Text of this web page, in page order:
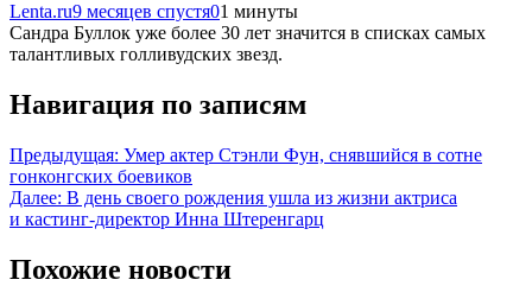
Lenta.ru9 месяцев спустя01 минуты
Сандра Буллок уже более 30 лет значится в списках самых
талантливых голливудских звезд.
Навигация по записям
Предыдущая: Умер актер Стэнли Фун, снявшийся в сотне
гонконгских боевиков
Далее: В день своего рождения ушла из жизни актриса
и кастинг-директор Инна Штеренгарц
Похожие новости